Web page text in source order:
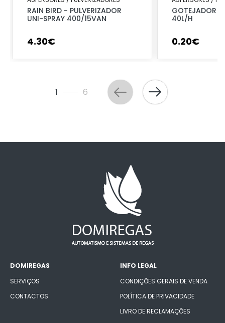
RAIN BIRD - PULVERIZADOR
UNI-SPRAY 400/15VAN
4.30€
GOTEJADOR
40L/H
0.20€
1 6
DOMIREGAS
SERVIÇOS
CONTACTOS
INFO LEGAL
CONDIÇÕES GERAIS DE VENDA
POLÍTICA DE PRIVACIDADE
LIVRO DE RECLAMAÇÕES